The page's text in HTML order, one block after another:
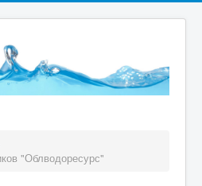
"Облводоресурс"